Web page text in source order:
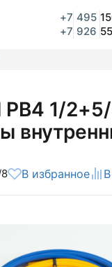
+7 495
+7 926
PB4 1/
В избранное